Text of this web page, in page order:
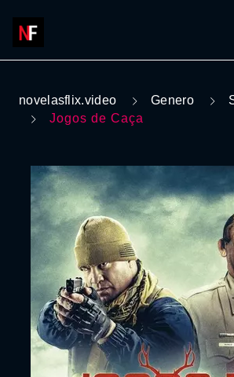
novelasflix.video Genero
Jogos de Caça